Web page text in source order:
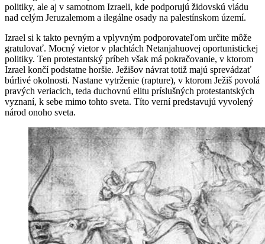
politiky, ale aj v samotnom Izraeli, kde podporujú židovskú vládu
nad celým Jeruzalemom a ilegálne osady na palestínskom území.
Izrael si k takto pevným a vplyvným podporovateľom určite môže
gratulovať. Mocný vietor v plachtách Netanjahuovej oportunistickej
politiky. Ten protestantský príbeh však má pokračovanie, v ktorom
Izrael končí podstatne horšie. Ježišov návrat totiž majú sprevádzať
búrlivé okolnosti. Nastane vytrženie (rapture), v ktorom Ježiš povolá
pravých veriacich, teda duchovnú elitu príslušných protestantských
vyznaní, k sebe mimo tohto sveta. Títo verní predstavujú vyvolený
národ onoho sveta.